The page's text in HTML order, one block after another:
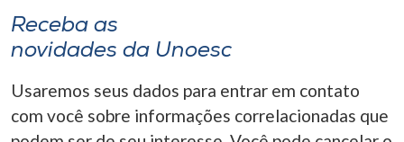
A-
Receba as
novidades da Unoesc
Usaremos seus dados para entrar em contato
com você sobre informações correlacionadas que